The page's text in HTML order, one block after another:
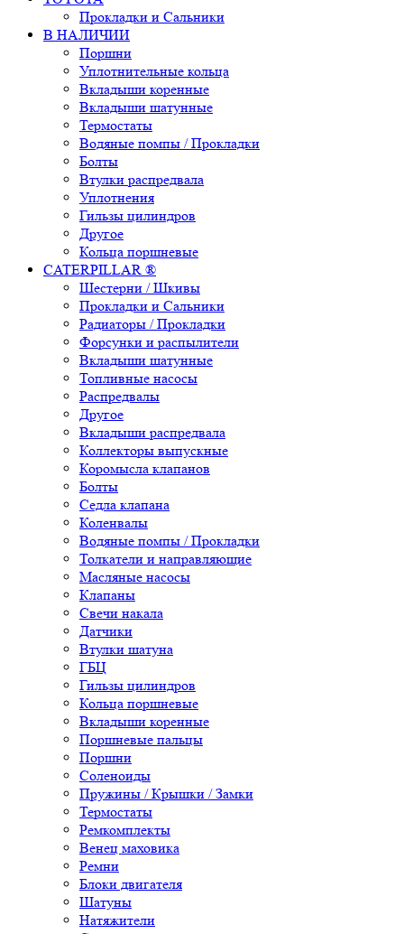
Прокладки и Сальники
В НАЛИЧИИ
Поршни
Уплотнительные кольца
Вкладыши коренные
Вкладыши шатунные
Термостаты
Водяные помпы / Прокладки
Болты
Втулки распредвала
Уплотнения
Гильзы цилиндров
Другое
Кольца поршневые
CATERPILLAR ®
Шестерни / Шкивы
Прокладки и Сальники
Радиаторы / Прокладки
Форсунки и распылители
Вкладыши шатунные
Топливные насосы
Распредвалы
Другое
Вкладыши распредвала
Коллекторы выпускные
Коромысла клапанов
Болты
Седла клапана
Коленвалы
Водяные помпы / Прокладки
Толкатели и направляющие
Масляные насосы
Клапаны
Свечи накала
Датчики
Втулки шатуна
ГБЦ
Гильзы цилиндров
Кольца поршневые
Вкладыши коренные
Поршневые пальцы
Поршни
Соленоиды
Пружины / Крышки / Замки
Термостаты
Ремкомплекты
Венец маховика
Ремни
Блоки двигателя
Шатуны
Натяжители